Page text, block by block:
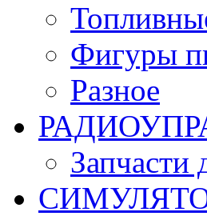
Фигуры
Разное
Запчасти